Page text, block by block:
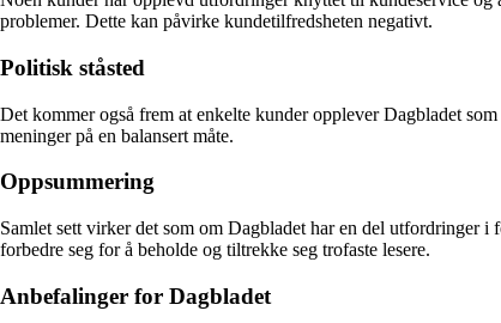
problemer. Dette kan påvirke kundetilfredsheten negativt.
Politisk ståsted
Det kommer også frem at enkelte kunder opplever Dagbladet
meninger på en balansert måte.
Oppsummering
Samlet sett virker det som om Dagbladet har en del
forbedre seg for å beholde og tiltrekke seg trofaste lesere.
Anbefalinger for Dagbladet